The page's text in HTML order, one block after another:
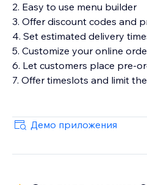
2. Easy to use menu builder
3. Offer discount codes and
4. Set estimated delivery
5. Customize your online
6. Let customers place pre-
7. Offer timeslots and limit
Демо приложения